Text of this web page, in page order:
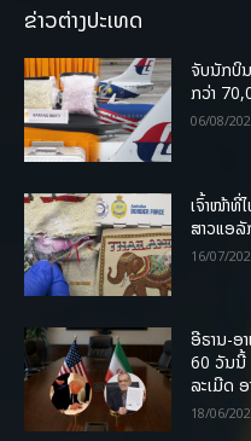
ຂ່າວຕ່າງປະເທດ
ຈັບນັກບິນ
ກວ່າ
06/08/
ເຈົ້າໜ້າ
ສາວແອລັ
16/07/
ອີຣານ-ອ
60 ວັນນີ້
ລະເມີດ
18/06/